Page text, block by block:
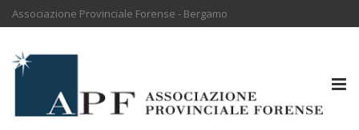
Associazione Provinciale Forense - Bergamo